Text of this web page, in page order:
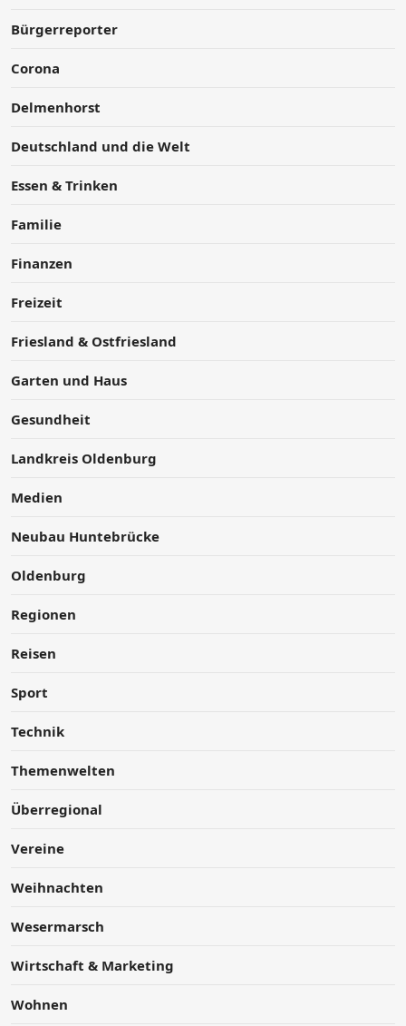
Bürgerreporter
Corona
Delmenhorst
Deutschland und die Welt
Essen & Trinken
Familie
Finanzen
Freizeit
Friesland & Ostfriesland
Garten und Haus
Gesundheit
Landkreis Oldenburg
Medien
Neubau Huntebrücke
Oldenburg
Regionen
Reisen
Sport
Technik
Themenwelten
Überregional
Vereine
Weihnachten
Wesermarsch
Wirtschaft & Marketing
Wohnen